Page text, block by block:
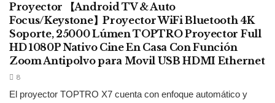
Proyector 【Android TV & Auto
Focus/Keystone】Proyector WiFi Bluetooth 4K
Soporte, 25000 Lúmen TOPTRO Proyector Full
HD 1080P Nativo Cine En Casa Con Función
Zoom Antipolvo para Movil USB HDMI Ethernet
8
El proyector TOPTRO X7 cuenta con enfoque automático y